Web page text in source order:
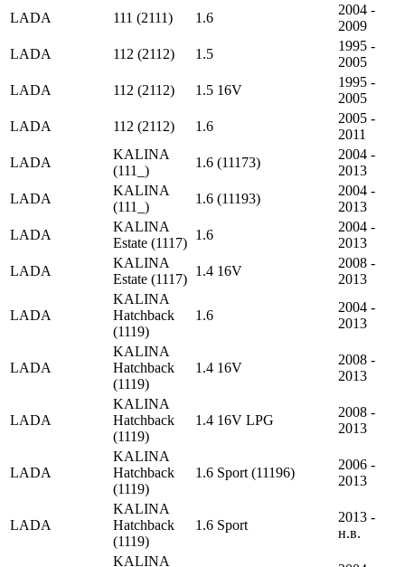
LADA
111 (2111) 1.6
2004 -
2009
LADA
112 (2112) 1.5
1995 -
2005
LADA
112 (2112) 1.5 16V
1995 -
2005
LADA
112 (2112) 1.6
2005 -
2011
LADA
KALINA
(111_)
1.6 (11173)
2004 -
2013
LADA
KALINA
(111_)
1.6 (11193)
2004 -
2013
LADA
KALINA
Estate (1117)
1.6
2004 -
2013
LADA
KALINA
Estate (1117)
1.4 16V
2008 -
2013
LADA
KALINA
Hatchback
(1119)
1.6
2004 -
2013
LADA
KALINA
Hatchback
(1119)
1.4 16V
2008 -
2013
LADA
KALINA
Hatchback
(1119)
1.4 16V LPG
2008 -
2013
LADA
KALINA
Hatchback
(1119)
1.6 Sport (11196)
2006 -
2013
LADA
KALINA
Hatchback
(1119)
1.6 Sport
2013 -
н.в.
KALINA